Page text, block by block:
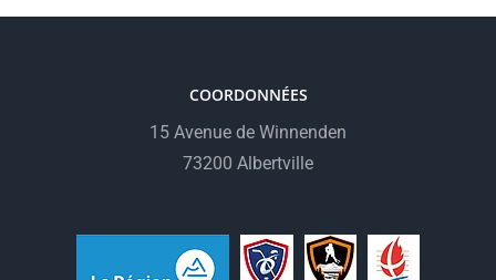
COORDONNÉES
15 Avenue de Winnenden
73200 Albertville